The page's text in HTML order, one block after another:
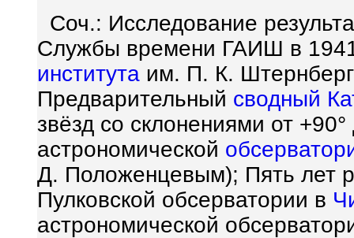
Соч.: Исследование
Службы времени ГАИШ в
института им. П. К.
Предварительный сводный
звёзд со склонениями от
астрономической
Д. Положенцевым); Пять лет
Пулковской обсерватории в
астрономической